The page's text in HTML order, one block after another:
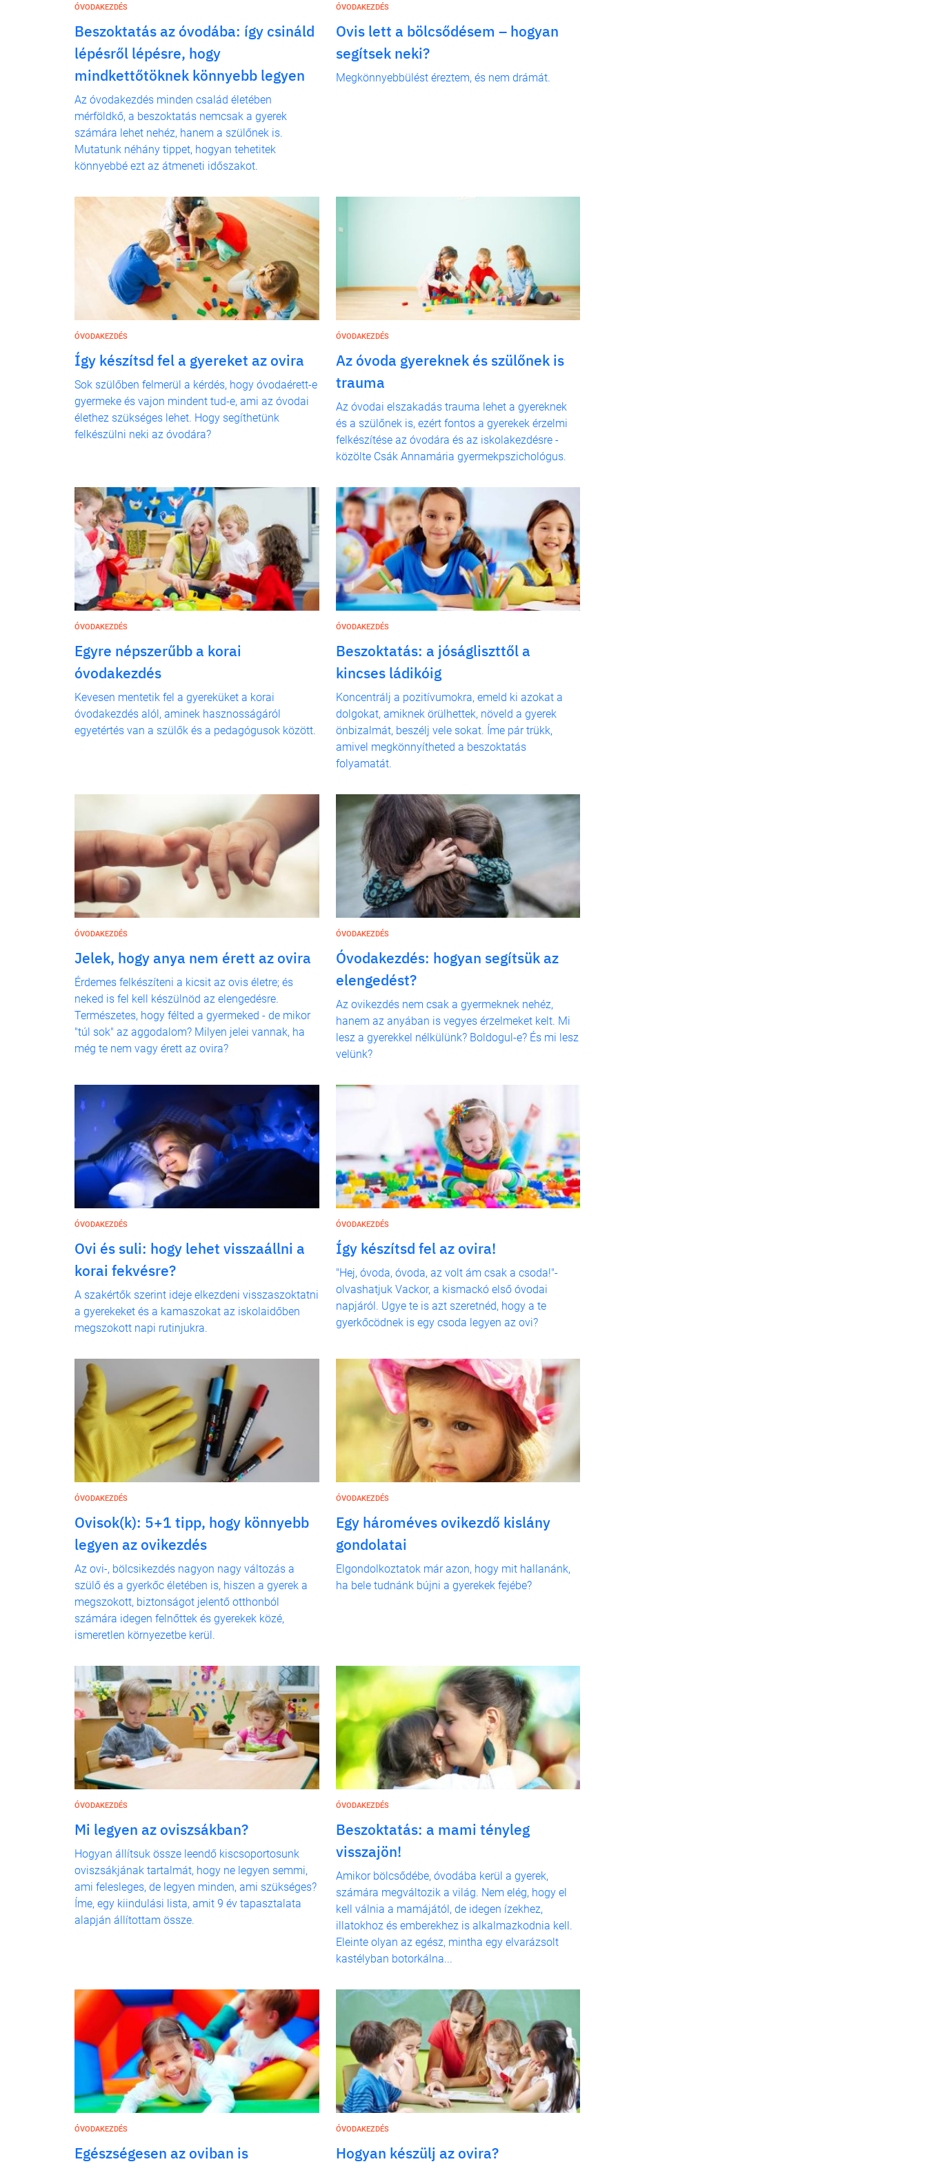
ÓVODAKEZDÉS
Beszoktatás az óvodába: így csináld
lépésről lépésre, hogy
mindkettőtöknek könnyebb legyen
Az óvodakezdés minden család életében
mérföldkő, a beszoktatás nemcsak a gyerek
számára lehet nehéz, hanem a szülőnek is.
Mutatunk néhány tippet, hogyan tehetitek
könnyebbé ezt az átmeneti időszakot.
ÓVODAKEZDÉS
Ovis lett a bölcsődésem – hogyan
segítsek neki?
Megkönnyebbülést éreztem, és nem drámát.
ÓVODAKEZDÉS
Így készítsd fel a gyereket az ovira
Sok szülőben felmerül a kérdés, hogy óvodaérett-e
gyermeke és vajon mindent tud-e, ami az óvodai
élethez szükséges lehet. Hogy segíthetünk
felkészülni neki az óvodára?
ÓVODAKEZDÉS
Az óvoda gyereknek és szülőnek is
trauma
Az óvodai elszakadás trauma lehet a gyereknek
és a szülőnek is, ezért fontos a gyerekek érzelmi
felkészítése az óvodára és az iskolakezdésre -
közölte Csák Annamária gyermekpszichológus.
ÓVODAKEZDÉS
Egyre népszerűbb a korai
óvodakezdés
Kevesen mentetik fel a gyereküket a korai
óvodakezdés alól, aminek hasznosságáról
egyetértés van a szülők és a pedagógusok között.
ÓVODAKEZDÉS
Beszoktatás: a jóságliszttől a
kincses ládikóig
Koncentrálj a pozitívumokra, emeld ki azokat a
dolgokat, amiknek örülhettek, növeld a gyerek
önbizalmát, beszélj vele sokat. Íme pár trükk,
amivel megkönnyítheted a beszoktatás
folyamatát.
ÓVODAKEZDÉS
Jelek, hogy anya nem érett az ovira
Érdemes felkészíteni a kicsit az ovis életre; és
neked is fel kell készülnöd az elengedésre.
Természetes, hogy félted a gyermeked - de mikor
"túl sok" az aggodalom? Milyen jelei vannak, ha
még te nem vagy érett az ovira?
ÓVODAKEZDÉS
Óvodakezdés: hogyan segítsük az
elengedést?
Az ovikezdés nem csak a gyermeknek nehéz,
hanem az anyában is vegyes érzelmeket kelt. Mi
lesz a gyerekkel nélkülünk? Boldogul-e? És mi lesz
velünk?
ÓVODAKEZDÉS
Ovi és suli: hogy lehet visszaállni a
korai fekvésre?
A szakértők szerint ideje elkezdeni visszaszoktatni
a gyerekeket és a kamaszokat az iskolaidőben
megszokott napi rutinjukra.
ÓVODAKEZDÉS
Így készítsd fel az ovira!
"Hej, óvoda, óvoda, az volt ám csak a csoda!"-
olvashatjuk Vackor, a kismackó első óvodai
napjáról. Ugye te is azt szeretnéd, hogy a te
gyerkőcödnek is egy csoda legyen az ovi?
ÓVODAKEZDÉS
Ovisok(k): 5+1 tipp, hogy könnyebb
legyen az ovikezdés
Az ovi-, bölcsikezdés nagyon nagy változás a
szülő és a gyerkőc életében is, hiszen a gyerek a
megszokott, biztonságot jelentő otthonból
számára idegen felnőttek és gyerekek közé,
ismeretlen környezetbe kerül.
ÓVODAKEZDÉS
Egy hároméves ovikezdő kislány
gondolatai
Elgondolkoztatok már azon, hogy mit hallanánk,
ha bele tudnánk bújni a gyerekek fejébe?
ÓVODAKEZDÉS
Mi legyen az oviszsákban?
Hogyan állítsuk össze leendő kiscsoportosunk
oviszsákjának tartalmát, hogy ne legyen semmi,
ami felesleges, de legyen minden, ami szükséges?
Íme, egy kiindulási lista, amit 9 év tapasztalata
alapján állítottam össze.
ÓVODAKEZDÉS
Beszoktatás: a mami tényleg
visszajön!
Amikor bölcsődébe, óvodába kerül a gyerek,
számára megváltozik a világ. Nem elég, hogy el
kell válnia a mamájától, de idegen ízekhez,
illatokhoz és emberekhez is alkalmazkodnia kell.
Eleinte olyan az egész, mintha egy elvarázsolt
kastélyban botorkálna...
ÓVODAKEZDÉS
Egészségesen az oviban is
ÓVODAKEZDÉS
Hogyan készülj az ovira?